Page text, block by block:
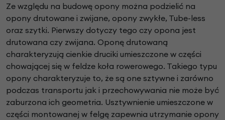
Ze względu na budowę opony można podzielić na
opony drutowane i zwijane, opony zwykłe, Tube-less
oraz szytki. Pierwszy dotyczy tego czy opona jest
drutowana czy zwijana. Oponę drutowaną
charakteryzują cienkie druciki umieszczone w części
chowającej się w feldze koła rowerowego. Takiego typu
opony charakteryzuje to, że są one sztywne i zarówno
podczas transportu jak i przechowywania nie może być
zaburzona ich geometria. Usztywnienie umieszczone w
części montowanej w felgę zapewnia utrzymanie opony